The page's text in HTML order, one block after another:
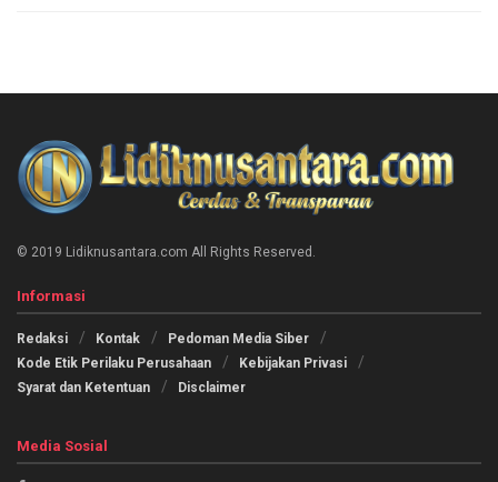
© 2019 Lidiknusantara.com All Rights Reserved.
Informasi
Redaksi Kontak
Pedoman Media Siber
Kode Etik Perilaku Perusahaan
Kebijakan Privasi
Syarat dan Ketentuan
Disclaimer
Media Sosial